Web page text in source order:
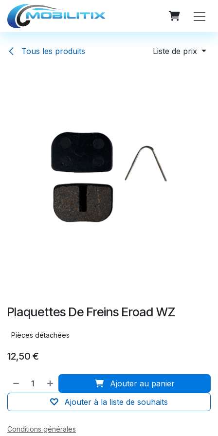
Se rendre au contenu
Tous les produits Liste de prix
Plaquettes De Freins Eroad WZ
Pièces détachées
12,50 €
Ajouter au panier
Ajouter à la liste de souhaits
Conditions générales